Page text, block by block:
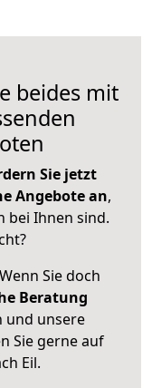
beides mit
Sie jetzt
Angebote an,
bei Ihnen sind.
Sie doch
Beratung
und unsere
Sie gerne auf
Eil.